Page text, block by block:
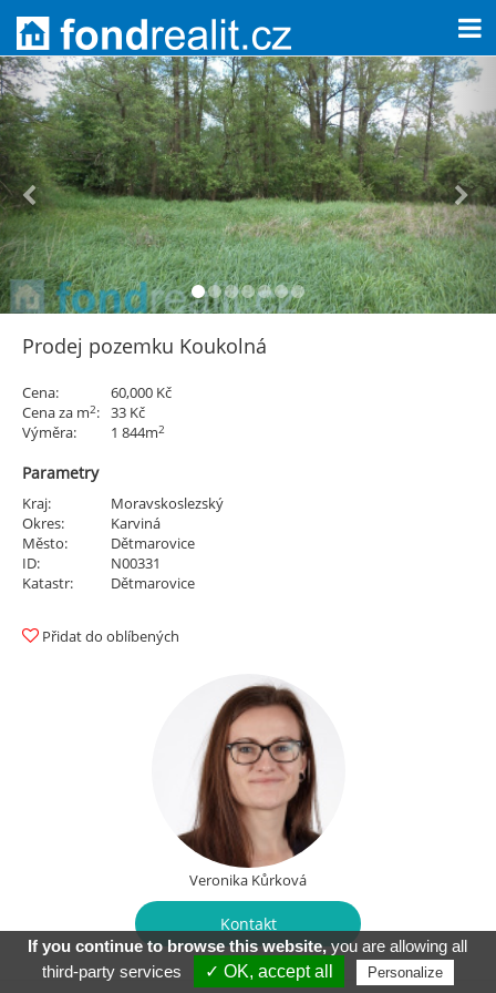
Prodej pozemku Koukolná
Cena:
60,000 Kč
Cena za m2: 33 Kč
Výměra:
1 844m2
Parametry
Kraj:
Moravskoslezský
Okres:
Karviná
Město:
Dětmarovice
ID:
N00331
Katastr:
Dětmarovice
Přidat do oblíbených
Veronika Kůrková
Kontakt
If you continue to browse this website,you are allowing all
third-party services
✓ OK, accept all Personalize